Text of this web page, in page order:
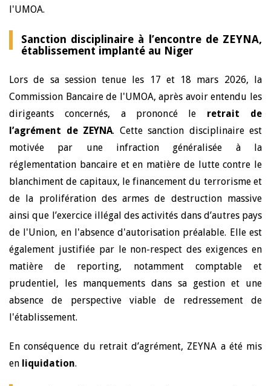
l'UMOA.
Sanction disciplinaire à l’encontre de ZEYNA,
établissement implanté au Niger
Lors de sa session tenue les 17 et 18 mars 2026, la
Commission Bancaire de l'UMOA, après avoir entendu les
dirigeants concernés, a prononcé le retrait de
l’agrément de ZEYNA. Cette sanction disciplinaire est
motivée par une infraction généralisée à la
réglementation bancaire et en matière de lutte contre le
blanchiment de capitaux, le financement du terrorisme et
de la prolifération des armes de destruction massive
ainsi que l’exercice illégal des activités dans d’autres pays
de l'Union, en l'absence d'autorisation préalable. Elle est
également justifiée par le non-respect des exigences en
matière de reporting, notamment comptable et
prudentiel, les manquements dans sa gestion et une
absence de perspective viable de redressement de
l'établissement.
En conséquence du retrait d’agrément, ZEYNA a été mis
en liquidation.